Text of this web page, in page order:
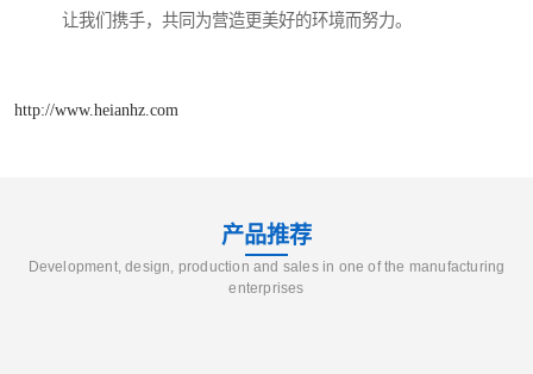
让我们携手，共同为营造更美好的环境而努力。
http://www.heianhz.com
产品推荐
Development, design, production and sales in one of the manufacturing
enterprises